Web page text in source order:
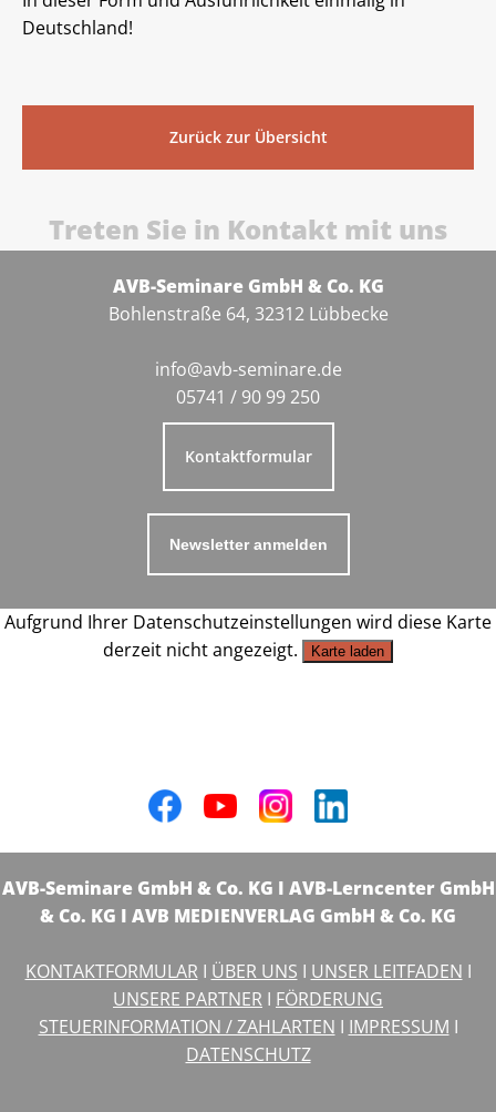
Deutschland!
Zurück zur Übersicht
Treten Sie in Kontakt mit uns
AVB-Seminare GmbH & Co. KG
Bohlenstraße 64, 32312 Lübbecke
info@avb-seminare.de
05741 / 90 99 250
Kontaktformular
Newsletter anmelden
Aufgrund Ihrer Datenschutzeinstellungen wird diese Karte
derzeit nicht angezeigt.
Karte laden
AVB-Seminare GmbH & Co. KG I AVB-Lerncenter GmbH
& Co. KG I AVB MEDIENVERLAG GmbH & Co. KG
KONTAKTFORMULARI ÜBER UNS I UNSER LEITFADEN I
UNSERE PARTNER I FÖRDERUNG
STEUERINFORMATION / ZAHLARTEN I IMPRESSUM I
DATENSCHUTZ